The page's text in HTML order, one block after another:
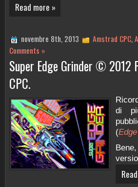
Read more »
novembre 8th, 2013 Amstrad CPC,
Comments »
Super Edge Grinder © 2012
CPC.
di
(